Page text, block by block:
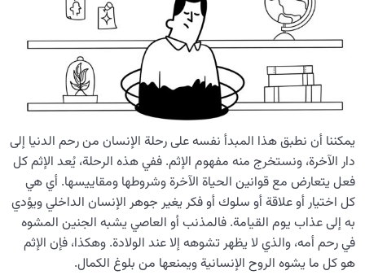
يمكننا أن نطبق هذا المبدأ نفسه على رحلة الإنسان من رحم الدنيا إلى
دار الآخرة، ونستخرج منه مفهوم الإثم. ففي هذه الرحلة، يُعد الإثم كل
فعل يتعارض مع قوانين الحياة الآخرة وشروطها ومقاييسها. أي هي
كل اختيار أو علاقة أو سلوك أو فكر يغير جوهر الإنسان الداخلي ويؤدي
به إلى عذاب يوم القيامة. فالمذنب أو العاصي يشبه الجنين المشوه
في رحم أمه، والذي لا يظهر تشوهه إلا عند الولادة. وهكذا، فإن الإثم
هو كل ما يشوه الروح الإنسانية ويمنعها من بلوغ الكمال.